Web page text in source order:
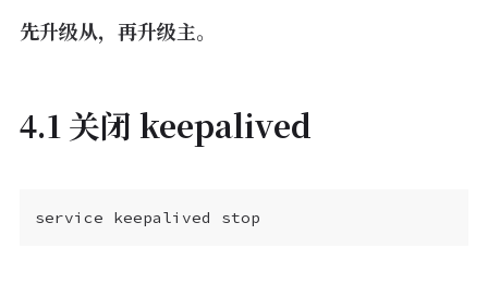
先升级从，再升级主。
4.1 关闭 keepalived